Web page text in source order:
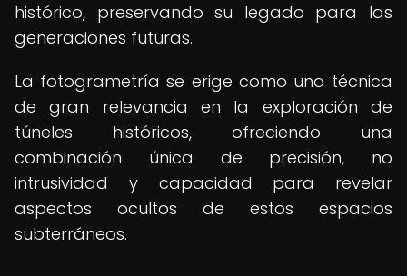
histórico, preservando su legado para las
generaciones futuras.
La fotogrametría se erige como una técnica
de gran relevancia en la exploración de
túneles históricos, ofreciendo una
combinación única de precisión, no
intrusividad y capacidad para revelar
aspectos ocultos de estos espacios
subterráneos.